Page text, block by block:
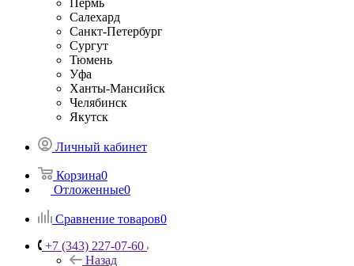
Пермь
Салехард
Санкт-Петербург
Сургут
Тюмень
Уфа
Ханты-Мансийск
Челябинск
Якутск
Личный кабинет
Корзина0
Отложенные0
Сравнение товаров0
+7 (343) 227-07-60
Назад